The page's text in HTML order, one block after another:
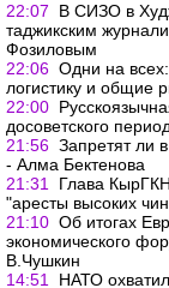
22:07
В СИЗО в
таджикским
Фозиловым
22:06 Одни на
логистику и общие
22:00
досоветского
21:56 Запретят ли
- Алма Бектенова
21:31
Глава
"аресты высоких
21:10 Об итогах
экономического
В.Чушкин
14:51
НАТО